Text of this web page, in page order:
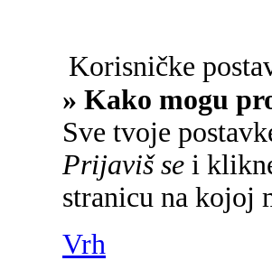
Korisničke
» Kako mogu
Sve tvoje
Prijaviš se i
stranicu na kojoj
Vrh